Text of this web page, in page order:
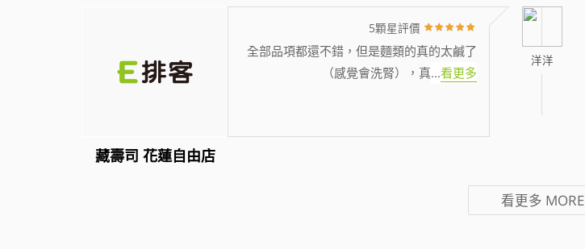
洋洋
5顆星評價
全部品項都還不錯，但是麵類的真的太鹹了
（感覺會洗腎），真...看更多
藏壽司 花蓮自由店
看更多 MORE